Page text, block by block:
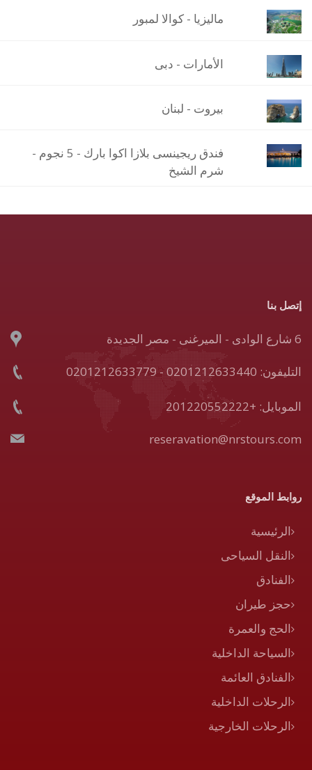
ماليزيا - كوالا لمبور
الأمارات - دبى
بيروت - لبنان
فندق ريجينسى بلازا اكوا بارك - 5 نجوم -
شرم الشيخ
إتصل بنا
6 شارع الوادى - الميرغنى - مصر الجديدة
التليفون: 0201212633440 - 0201212633779
الموبايل: +201220552222
reseravation@nrstours.com
روابط الموقع
الرئيسية
النقل السياحى
الفنادق
حجز طيران
الحج والعمرة
السياحة الداخلية
الفنادق العائمة
الرحلات الداخلية
الرحلات الخارجية